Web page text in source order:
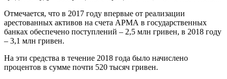
Отмечается, что в 2017 году впервые от реализации
арестованных активов на счета АРМА в государственных
банках обеспечено поступлений – 2,5 млн гривен, в 2018 году
– 3,1 млн гривен.
На эти средства в течение 2018 года было начислено
процентов в сумме почти 520 тысяч гривен.